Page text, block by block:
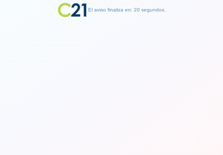
El aviso finaliza en: 19 segundos.